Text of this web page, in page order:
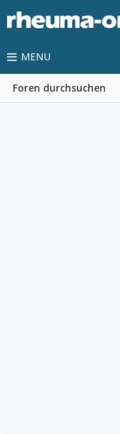
MENU
Foren durchsuchen